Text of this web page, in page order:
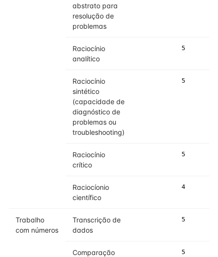
abstrato para
resolução de
problemas
Raciocínio
analítico
5
Raciocínio
sintético
(capacidade de
diagnóstico de
problemas ou
troubleshooting)
5
Raciocínio
crítico
5
Raciocíonio
científico
4
Trabalho
com números
Transcrição de
dados
5
Comparação
5